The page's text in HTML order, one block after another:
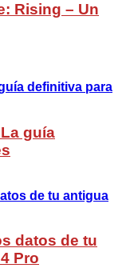
Rising – Un
guía
datos de tu
Pro